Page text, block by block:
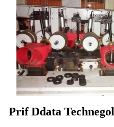
Prif Ddata Technegol